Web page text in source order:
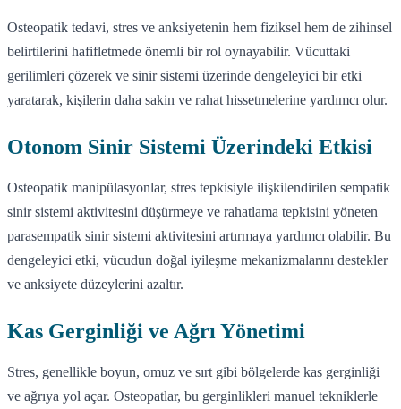
Osteopatik tedavi, stres ve anksiyetenin hem fiziksel hem de zihinsel
belirtilerini hafifletmede önemli bir rol oynayabilir. Vücuttaki
gerilimleri çözerek ve sinir sistemi üzerinde dengeleyici bir etki
yaratarak, kişilerin daha sakin ve rahat hissetmelerine yardımcı olur.
Otonom Sinir Sistemi Üzerindeki Etkisi
Osteopatik manipülasyonlar, stres tepkisiyle ilişkilendirilen sempatik
sinir sistemi aktivitesini düşürmeye ve rahatlama tepkisini yöneten
parasempatik sinir sistemi aktivitesini artırmaya yardımcı olabilir. Bu
dengeleyici etki, vücudun doğal iyileşme mekanizmalarını destekler
ve anksiyete düzeylerini azaltır.
Kas Gerginliği ve Ağrı Yönetimi
Stres, genellikle boyun, omuz ve sırt gibi bölgelerde kas gerginliği
ve ağrıya yol açar. Osteopatlar, bu gerginlikleri manuel tekniklerle